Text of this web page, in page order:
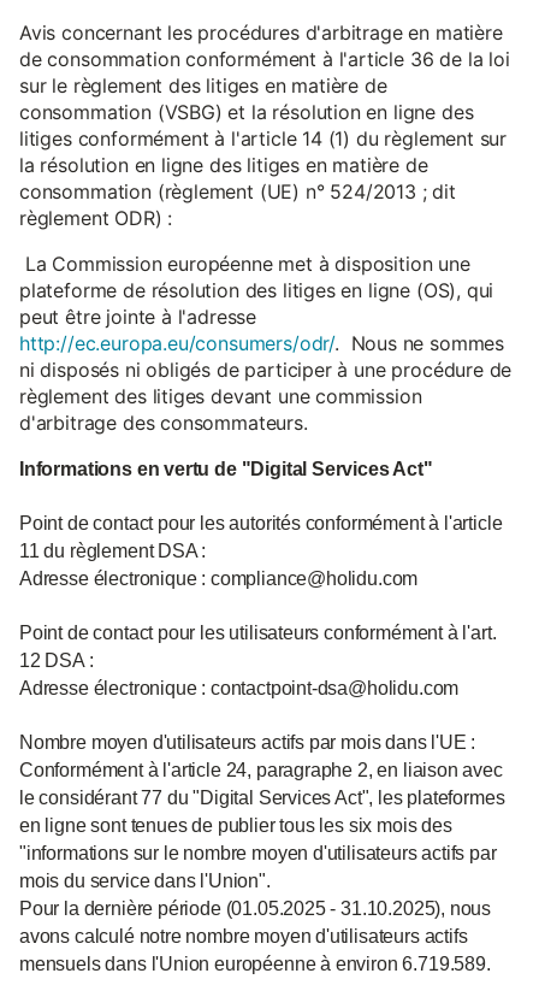
Avis concernant les procédures d'arbitrage en matière
de consommation conformément à l'article 36 de la loi
sur le règlement des litiges en matière de
consommation (VSBG) et la résolution en ligne des
litiges conformément à l'article 14 (1) du règlement sur
la résolution en ligne des litiges en matière de
consommation (règlement (UE) n° 524/2013 ; dit
règlement ODR) :
La Commission européenne met à disposition une
plateforme de résolution des litiges en ligne (OS), qui
peut être jointe à l'adresse
http://ec.europa.eu/consumers/odr/. Nous ne sommes
ni disposés ni obligés de participer à une procédure de
règlement des litiges devant une commission
d'arbitrage des consommateurs.
Informations en vertu de "Digital Services Act"
Point de contact pour les autorités conformément à l'article
11 du règlement DSA :
Adresse électronique : compliance@holidu.com
Point de contact pour les utilisateurs conformément à l'art.
12 DSA :
Adresse électronique : contactpoint-dsa@holidu.com
Nombre moyen d'utilisateurs actifs par mois dans l'UE :
Conformément à l'article 24, paragraphe 2, en liaison avec
le considérant 77 du "Digital Services Act", les plateformes
en ligne sont tenues de publier tous les six mois des
"informations sur le nombre moyen d'utilisateurs actifs par
mois du service dans l'Union".
Pour la dernière période (01.05.2025 - 31.10.2025), nous
avons calculé notre nombre moyen d'utilisateurs actifs
mensuels dans l'Union européenne à environ 6.719.589.